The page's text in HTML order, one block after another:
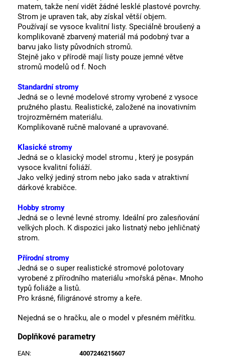
matem, takže není vidět žádné lesklé plastové povrchy.
Strom je upraven tak, aby získal větší objem.
Používají se vysoce kvalitní listy. Speciálně broušený a
komplikovaně zbarvený materiál má podobný tvar a
barvu jako listy původních stromů.
Stejně jako v přírodě mají listy pouze jemné větve
stromů modelů od f. Noch
Standardní stromy
Jedná se o levné modelové stromy vyrobené z vysoce
pružného plastu. Realistické, založené na inovativním
trojrozměrném materiálu.
Komplikovaně ručně malované a upravované.
Klasické stromy
Jedná se o klasický model stromu , který je posypán
vysoce kvalitní foliáží.
Jako velký jediný strom nebo jako sada v atraktivní
dárkové krabičce.
Hobby stromy
Jedná se o levné levné stromy. Ideální pro zalesňování
velkých ploch. K dispozici jako listnatý nebo jehličnatý
strom.
Přírodní stromy
Jedná se o super realistické stromové polotovary
vyrobené z přírodního materiálu »mořská pěna«. Mnoho
typů foliáže a listů.
Pro krásné, filigránové stromy a keře.
Nejedná se o hračku, ale o model v přesném měřítku.
Doplňkové parametry
EAN: 4007246215607